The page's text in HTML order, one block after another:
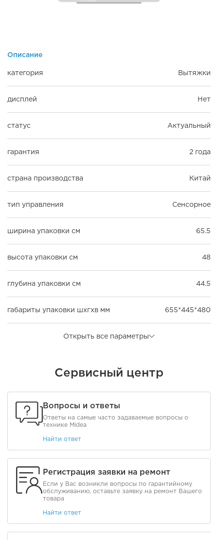
Описание
категория Вытяжки
дисплей Нет
статус Актуальный
гарантия 2 года
страна производства Китай
тип управления Сенсорное
ширина упаковки см 65.5
высота упаковки см 48
глубина упаковки см 44.5
габариты упаковки шxгxв мм 655*445*480
Открыть все параметры
Сервисный центр
Вопросы и ответы
Ответы на самые часто задаваемые вопросы о
технике Midea
Найти ответ
Регистрация заявки на ремонт
Если у Вас возникли вопросы по гарантийному
обслуживанию, оставьте заявку на ремонт Вашего
товара
Найти ответ